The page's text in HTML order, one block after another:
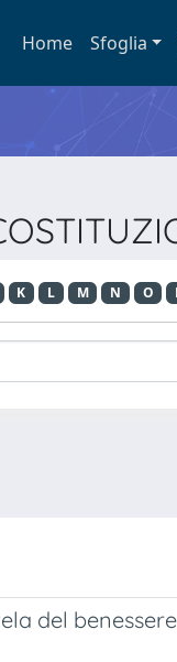
Home Sfoglia
K L M N O
del